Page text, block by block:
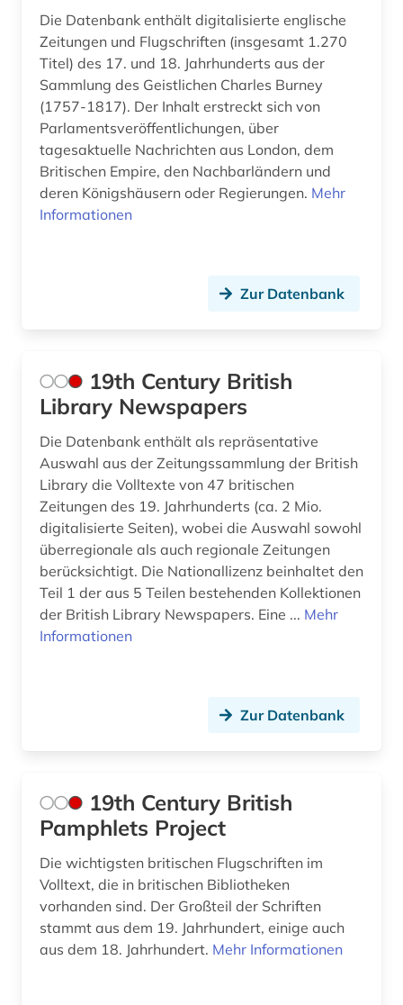
architektur (5)
architekturgeschichte (1)
archiv (37)
archiv der new york times (1)
archivalien (2)
archive (2)
arktis (1)
armeezeitungen (1)
armenien (west) (1)
artik (1)
artikel (1)
artikelsuche (3)
asch (1)
asean (1)
asienkunde (1)
asylpaket (1)
asylrecht (1)
atlas (5)
Suedosteuropa (22)
Thueringen (11)
Tschechische Republik (14)
Tuerkei (12)
USA (89)
Ukraine (17)
Die Datenbank enthält digitalisierte englische
Zeitungen und Flugschriften (insgesamt 1.270
Titel) des 17. und 18. Jahrhunderts aus der
Sammlung des Geistlichen Charles Burney
(1757-1817). Der Inhalt erstreckt sich von
Parlamentsveröffentlichungen, über
tagesaktuelle Nachrichten aus London, dem
Britischen Empire, den Nachbarländern und
deren Königshäusern oder Regierungen. Mehr
Informationen
Zur Datenbank
19th Century British
Library Newspapers
Die Datenbank enthält als repräsentative
Auswahl aus der Zeitungssammlung der British
Library die Volltexte von 47 britischen
Zeitungen des 19. Jahrhunderts (ca. 2 Mio.
digitalisierte Seiten), wobei die Auswahl sowohl
überregionale als auch regionale Zeitungen
berücksichtigt. Die Nationallizenz beinhaltet den
Teil 1 der aus 5 Teilen bestehenden Kollektionen
der British Library Newspapers. Eine ... Mehr
Informationen
Zur Datenbank
19th Century British
Pamphlets Project
Die wichtigsten britischen Flugschriften im
Volltext, die in britischen Bibliotheken
vorhanden sind. Der Großteil der Schriften
stammt aus dem 19. Jahrhundert, einige auch
aus dem 18. Jahrhundert. Mehr Informationen